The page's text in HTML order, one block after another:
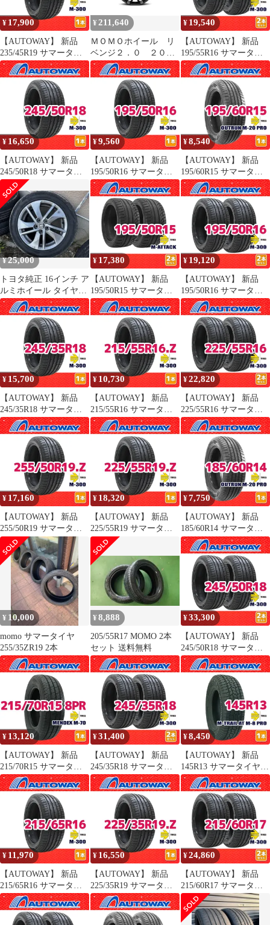
¥ 17,900
【AUTOWAY】 新品
235/45R19 サマータイ
ヤ MOMO Tires M-300
19インチ １本売り 夏タ
イヤ オートウェイ
¥ 211,640
ＭＯＭＯホイール リ
ベンジ２．０ ２０イ
ンチ ４本
¥ 19,540
【AUTOWAY】 新品
195/55R16 サマータイ
ヤ MOMO Tires M-300
16インチ 2本セット 夏
タイヤ オートウェイ
¥ 16,650
【AUTOWAY】 新品
245/50R18 サマータイ
ヤ MOMO Tires M-300
18インチ １本売り 夏タ
イヤ オートウェイ
¥9,560
【AUTOWAY】 新品
195/50R16 サマータイ
ヤ MOMO Tires M-300
16インチ １本売り 夏タ
イヤ オートウェイ
¥8,540
【AUTOWAY】 新品
195/60R15 サマータイ
ヤ MOMO Tires
OUTRUN M-20 PRO 15
インチ １本売り 夏タイ
ヤ オートウェイ
¥25,000
トヨタ純正 16インチ ア
ルミホイール タイヤ付
き
¥ 17,380
【AUTOWAY】 新品
195/50R15 サマータイ
ヤ MOMO Tires M-
ATTACK 15インチ 2本
セット 夏タイヤ オート
ウェイ
¥ 19,120
【AUTOWAY】 新品
195/50R16 サマータイ
ヤ MOMO Tires M-300
16インチ 2本セット 夏
タイヤ オートウェイ
¥ 15,700
【AUTOWAY】 新品
245/35R18 サマータイ
ヤ MOMO Tires M-300
18インチ １本売り 夏タ
イヤ オートウェイ
¥ 10,730
【AUTOWAY】 新品
215/55R16 サマータイ
ヤ MOMO Tires M-300
16インチ １本売り 夏タ
イヤ オートウェイ
¥22,820
【AUTOWAY】 新品
225/55R16 サマータイ
ヤ MOMO Tires M-300
16インチ 2本セット 夏
タイヤ オートウェイ
¥ 17,160
【AUTOWAY】 新品
255/50R19 サマータイ
ヤ MOMO Tires M-300
19インチ １本売り 夏タ
イヤ オートウェイ
¥ 18,320
【AUTOWAY】 新品
225/55R19 サマータイ
ヤ MOMO Tires M-300
19インチ １本売り 夏タ
イヤ オートウェイ
¥7,750
【AUTOWAY】 新品
185/60R14 サマータイ
ヤ MOMO Tires
OUTRUN M-20 PRO 14
インチ １本売り 夏タイ
ヤ オートウェイ
¥ 10,000
momo サマータイヤ
255/35ZR19 2本
¥8,888
205/55R17 MOMO 2本
セット 送料無料
¥33,300
【AUTOWAY】 新品
245/50R18 サマータイ
ヤ MOMO Tires M-300
18インチ 2本セット 夏
タイヤ オートウェイ
¥ 13,120
【AUTOWAY】 新品
215/70R15 サマータイ
ヤ MOMO Tires
MENDEX M-70 15イン
チ １本売り 夏タイヤ
オートウェイ
¥31,400
【AUTOWAY】 新品
245/35R18 サマータイ
ヤ MOMO Tires M-300
18インチ 2本セット 夏
タイヤ オートウェイ
¥8,450
【AUTOWAY】 新品
145R13 サマータイヤ
MOMO Tires M-TRAIL
AT M-8 PRO 13インチ
１本売り 夏タイヤ オー
トウェイ
¥ 11,970
【AUTOWAY】 新品
215/65R16 サマータイ
ヤ MOMO Tires M-300
16インチ １本売り 夏タ
イヤ オートウェイ
¥ 16,550
【AUTOWAY】 新品
225/35R19 サマータイ
ヤ MOMO Tires M-300
19インチ １本売り 夏タ
イヤ オートウェイ
¥24,860
【AUTOWAY】 新品
215/60R17 サマータイ
ヤ MOMO Tires M-300
17インチ 2本セット 夏
タイヤ オートウェイ